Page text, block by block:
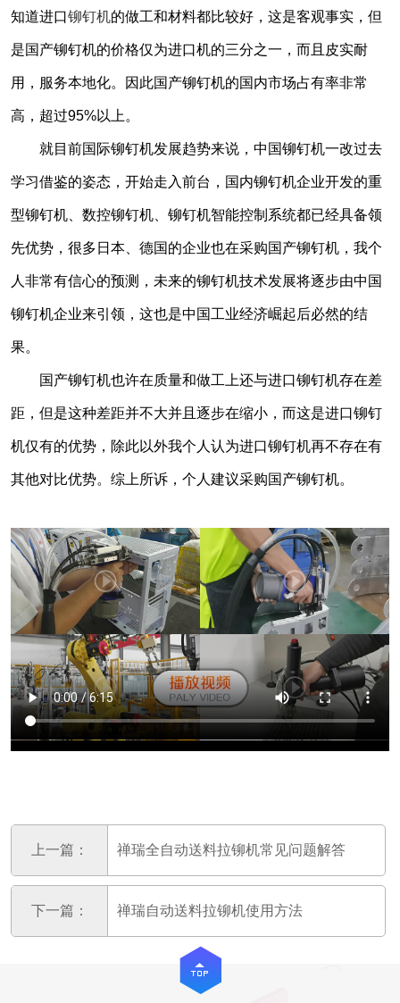
知道进口铆钉机的做工和材料都比较好，这是客观事实，但
是国产铆钉机的价格仅为进口机的三分之一，而且皮实耐
用，服务本地化。因此国产铆钉机的国内市场占有率非常
高，超过95%以上。
就目前国际铆钉机发展趋势来说，中国铆钉机一改过去
学习借鉴的姿态，开始走入前台，国内铆钉机企业开发的重
型铆钉机、数控铆钉机、铆钉机智能控制系统都已经具备领
先优势，很多日本、德国的企业也在采购国产铆钉机，我个
人非常有信心的预测，未来的铆钉机技术发展将逐步由中国
铆钉机企业来引领，这也是中国工业经济崛起后必然的结
果。
国产铆钉机也许在质量和做工上还与进口铆钉机存在差
距，但是这种差距并不大并且逐步在缩小，而这是进口铆钉
机仅有的优势，除此以外我个人认为进口铆钉机再不存在有
其他对比优势。综上所诉，个人建议采购国产铆钉机。
上一篇： 禅瑞全自动送料拉铆机常见问题解答
下一篇： 禅瑞自动送料拉铆机使用方法